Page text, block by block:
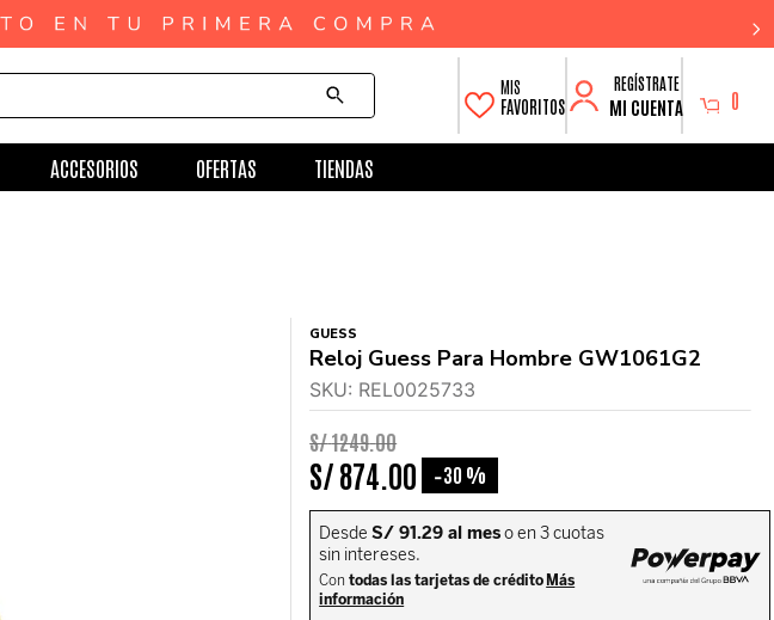
FAVORITOS MI CUENTA 0
ACCESORIOS OFERTAS TIENDAS
GUESS
Reloj Guess Para Hombre GW1061G2
SKU: REL0025733
S/1249.00
S/874 00 -30 %